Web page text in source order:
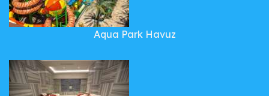
Aqua Park Havuz